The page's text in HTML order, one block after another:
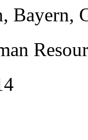
, Bayern,